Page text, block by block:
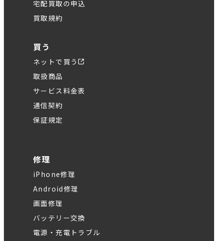
宅配買取の申込
買取規約
買う
ネットで買う
取扱商品
サービス料金表
通信契約
保証規定
修理
iPhone修理
Android修理
画面修理
バッテリー交換
電源・充電トラブル